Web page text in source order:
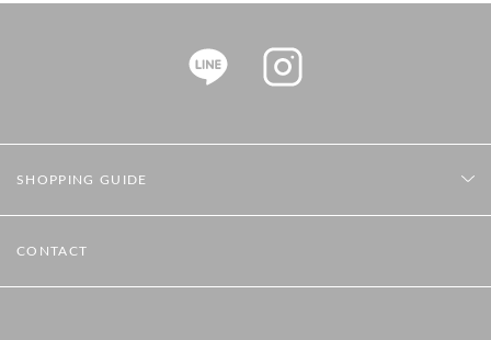
SHOPPING GUIDE
CONTACT